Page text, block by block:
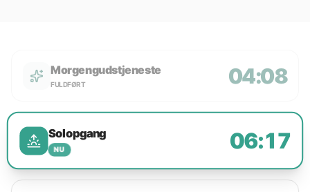
Morgengudstjeneste
FULDFØRT 04:08
Solopgang
NU 06:17